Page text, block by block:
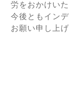
労をおかけい
今後ともイン
お願い申し上げ